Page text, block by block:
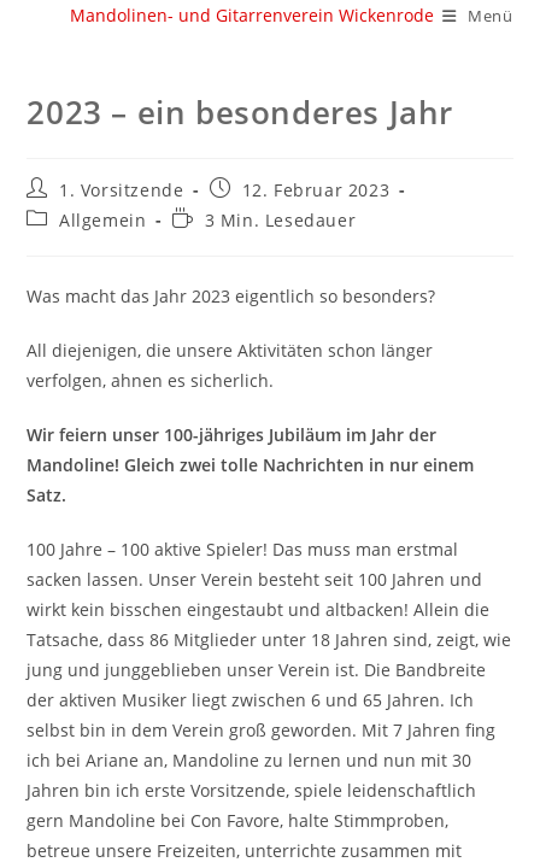
Mandolinen- und Gitarrenverein Wickenrode Menü
2023 – ein besonderes Jahr
Beitrags-
Autor:
1. Vorsitzende
Beitrag
veröffentlicht:
12. Februar 2023
Beitrags-
Allgemein Lesedauer:
3 Min. Lesedauer
Was macht das Jahr 2023 eigentlich so besonders?
All diejenigen, die unsere Aktivitäten schon länger
verfolgen, ahnen es sicherlich.
Wir feiern unser 100-jähriges Jubiläum im Jahr der
Mandoline! Gleich zwei tolle Nachrichten in nur einem
Satz.
100 Jahre – 100 aktive Spieler! Das muss man erstmal
sacken lassen. Unser Verein besteht seit 100 Jahren und
wirkt kein bisschen eingestaubt und altbacken! Allein die
Tatsache, dass 86 Mitglieder unter 18 Jahren sind, zeigt, wie
jung und junggeblieben unser Verein ist. Die Bandbreite
der aktiven Musiker liegt zwischen 6 und 65 Jahren. Ich
selbst bin in dem Verein groß geworden. Mit 7 Jahren fing
ich bei Ariane an, Mandoline zu lernen und nun mit 30
Jahren bin ich erste Vorsitzende, spiele leidenschaftlich
gern Mandoline bei Con Favore, halte Stimmproben,
betreue unsere Freizeiten, unterrichte zusammen mit